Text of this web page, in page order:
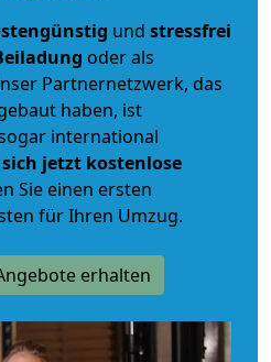
und stressfrei
oder als
Partnernetzwerk, das
haben, ist
international
sich jetzt kostenlose
Sie einen ersten
für Ihren Umzug.
erhalten